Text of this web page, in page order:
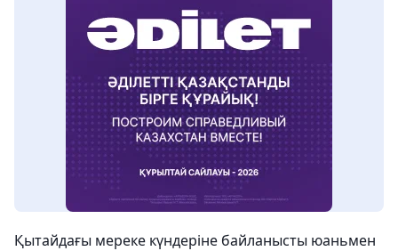
Қытайдағы мереке күндеріне байланысты юаньмен